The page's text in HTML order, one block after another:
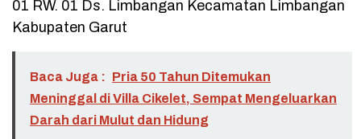
01 RW. 01 Ds. Limbangan Kecamatan Limbangan
Kabupaten Garut
Baca Juga : Pria 50 Tahun Ditemukan
Meninggal di Villa Cikelet, Sempat Mengeluarkan
Darah dari Mulut dan Hidung